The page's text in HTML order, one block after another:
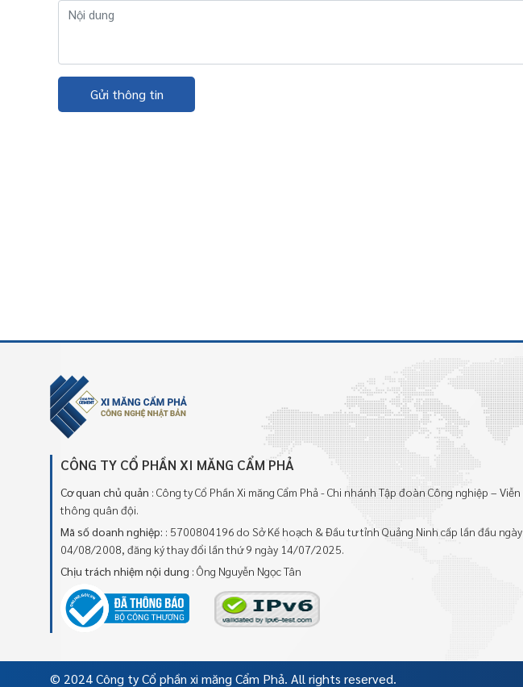
Gửi thông tin
CÔNG TY CỔ PHẦN XI MĂNG CẨM PHẢ
Cơ quan chủ quản : Công ty Cổ Phần Xi măng Cẩm Phả - Chi nhánh Tập đoàn Công nghiệp – Viễn
thông quân đội.
Mã số doanh nghiệp: : 5700804196 do Sở Kế hoạch & Đầu tư tỉnh Quảng Ninh cấp lần đầu ngày
04/08/2008, đăng ký thay đổi lần thứ 9 ngày 14/07/2025.
Chịu trách nhiệm nội dung : Ông Nguyễn Ngọc Tân
© 2024 Công ty Cổ phần xi măng Cẩm Phả. All rights reserved.